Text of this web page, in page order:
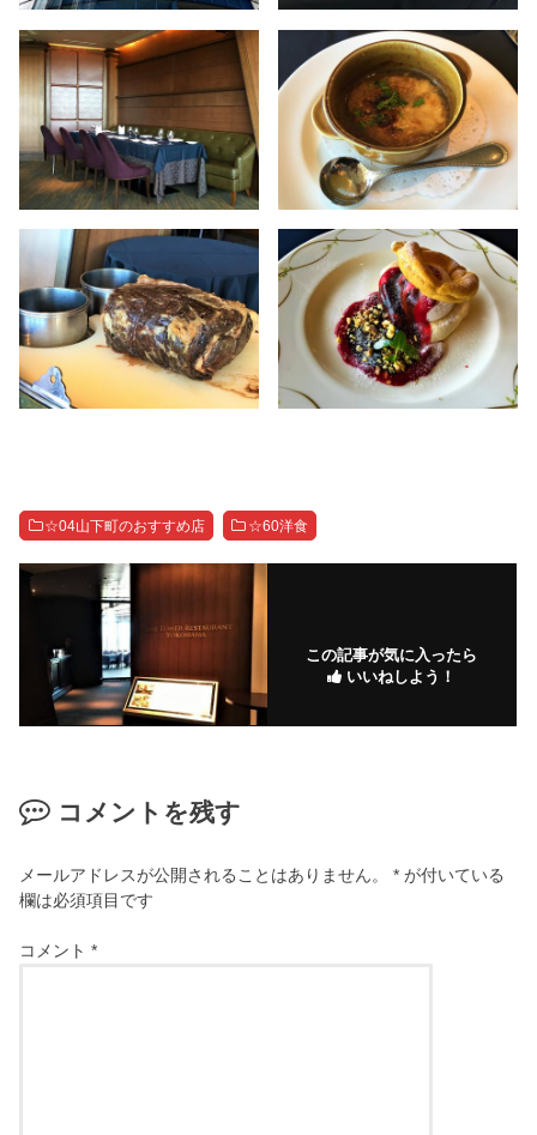
☆04山下町のおすすめ店 ☆60洋食
この記事が気に入ったら
いいねしよう！
コメントを残す
メールアドレスが公開されることはありません。 * が付いている
欄は必須項目です
コメント*